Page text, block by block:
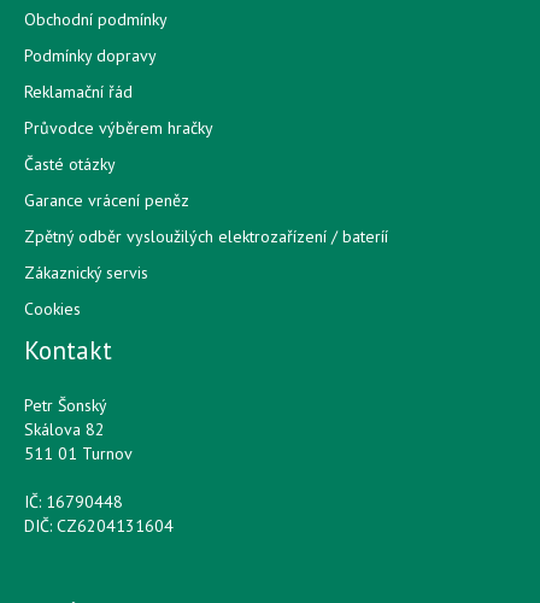
Obchodní podmínky
Podmínky dopravy
Reklamační řád
Průvodce výběrem hračky
Časté otázky
Garance vrácení peněz
Zpětný odběr vysloužilých elektrozařízení / bateríí
Zákaznický servis
Cookies
Kontakt
Petr Šonský
Skálova 82
511 01 Turnov
IČ: 16790448
DIČ: CZ6204131604